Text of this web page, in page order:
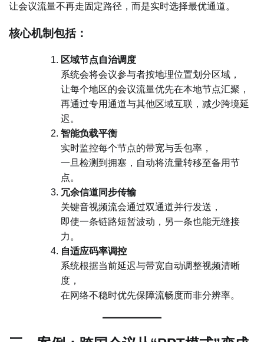
让会议流量不再走固定路径，而是实时选择最优通道。
核心机制包括：
区域节点自治调度
系统会将会议参与者按地理位置划分区域，
让每个地区的会议流量优先在本地节点汇聚，
再通过专用通道与其他区域互联，减少跨境延
迟。
智能负载平衡
实时监控每个节点的带宽与丢包率，
一旦检测到拥塞，自动将流量转移至备用节
点。
冗余信道同步传输
关键音视频流会通过双通道并行发送，
即使一条链路短暂波动，另一条也能无缝接
力。
自适应码率调控
系统根据当前延迟与带宽自动调整视频清晰
度，
在网络不稳时优先保障流畅度而非分辨率。